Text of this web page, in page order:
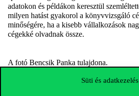
Süti és adatkezelés
adatokon és példákon keresztül
milyen hatást gyakorol a könyvvizsgáló
minőségére, ha a kisebb vállalkozások
cégekké olvadnak össze.
A fotó Bencsik Panka tulajdona.